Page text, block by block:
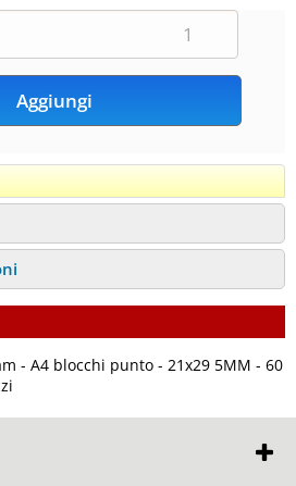
- A4 blocchi punto - 21x29 5MM - 60